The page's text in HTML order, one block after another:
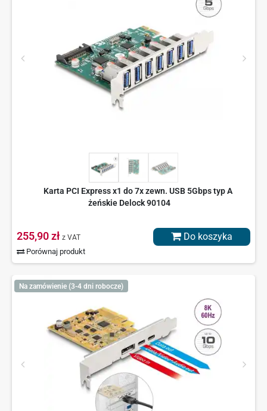
Karta PCI Express x1 do 7x zewn. USB 5Gbps typ A
żeńskie Delock 90104
255,90 zł z VAT
Porównaj produkt
Do koszyka
Na zamówienie (3-4 dni robocze)